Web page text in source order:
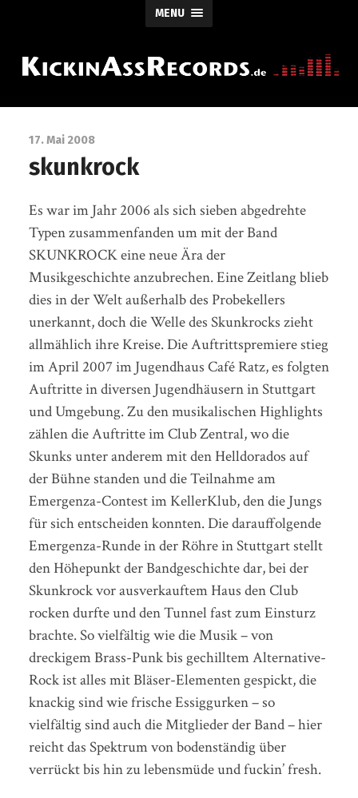
MENU
17. Mai 2008
skunkrock
Es war im Jahr 2006 als sich sieben abgedrehte
Typen zusammenfanden um mit der Band
SKUNKROCK eine neue Ära der
Musikgeschichte anzubrechen. Eine Zeitlang blieb
dies in der Welt außerhalb des Probekellers
unerkannt, doch die Welle des Skunkrocks zieht
allmählich ihre Kreise. Die Auftrittspremiere stieg
im April 2007 im Jugendhaus Café Ratz, es folgten
Auftritte in diversen Jugendhäusern in Stuttgart
und Umgebung. Zu den musikalischen Highlights
zählen die Auftritte im Club Zentral, wo die
Skunks unter anderem mit den Helldorados auf
der Bühne standen und die Teilnahme am
Emergenza-Contest im KellerKlub, den die Jungs
für sich entscheiden konnten. Die darauffolgende
Emergenza-Runde in der Röhre in Stuttgart stellt
den Höhepunkt der Bandgeschichte dar, bei der
Skunkrock vor ausverkauftem Haus den Club
rocken durfte und den Tunnel fast zum Einsturz
brachte. So vielfältig wie die Musik – von
dreckigem Brass-Punk bis gechilltem Alternative-
Rock ist alles mit Bläser-Elementen gespickt, die
knackig sind wie frische Essiggurken – so
vielfältig sind auch die Mitglieder der Band – hier
reicht das Spektrum von bodenständig über
verrückt bis hin zu lebensmüde und fuckin’ fresh.